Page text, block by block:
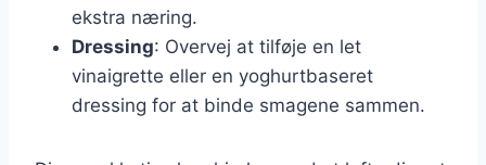
ekstra næring.
Dressing: Overvej at tilføje en let
vinaigrette eller en yoghurtbaseret
dressing for at binde smagene sammen.